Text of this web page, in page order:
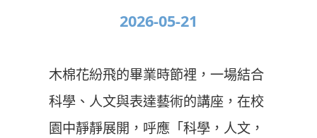
2026-05-21
木棉花紛飛的畢業時節裡，一場結合
科學、人文與表達藝術的講座，在校
園中靜靜展開，呼應「科學，人文，